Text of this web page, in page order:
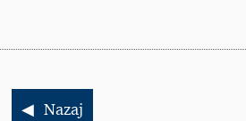
Nazaj